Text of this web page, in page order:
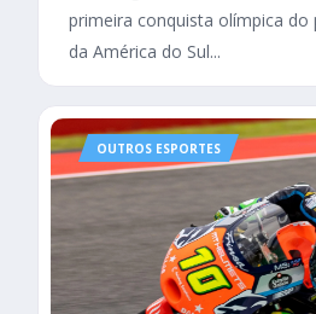
primeira conquista olímpica
da América do Sul...
OUTROS ESPORTES